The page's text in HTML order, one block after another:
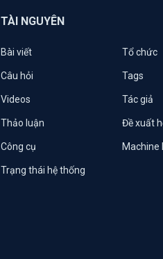
TÀI NGUYÊN
Bài viết Tổ chức
Câu hỏi Tags
Videos Tác giả
Thảo luận Đề xuất
Công cụ Machine
Trạng thái hệ thống